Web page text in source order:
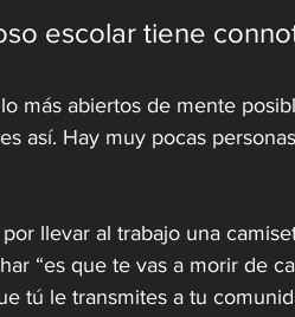
escolar tiene
más abiertos de mente
así. Hay muy pocas
llevar al trabajo una
“es que te vas a morir de
tú le transmites a tu